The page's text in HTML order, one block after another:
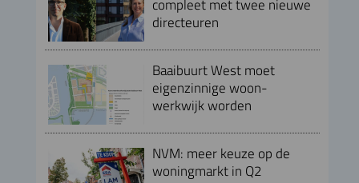
compleet met twee nieuwe
directeuren
Baaibuurt West moet
eigenzinnige woon-
werkwijk worden
NVM: meer keuze op de
woningmarkt in Q2